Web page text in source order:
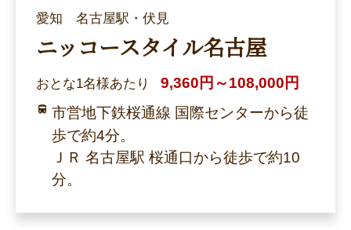
愛知 名古屋駅・伏見
ニッコースタイル名古屋
おとな1名様あたり
9,360円～108,000円
市営地下鉄桜通線 国際センターから徒
歩で約4分。
ＪＲ 名古屋駅 桜通口から徒歩で約10
分。